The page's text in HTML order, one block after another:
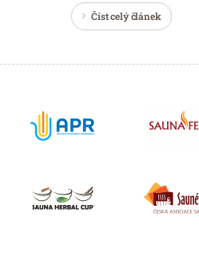
Číst celý článek